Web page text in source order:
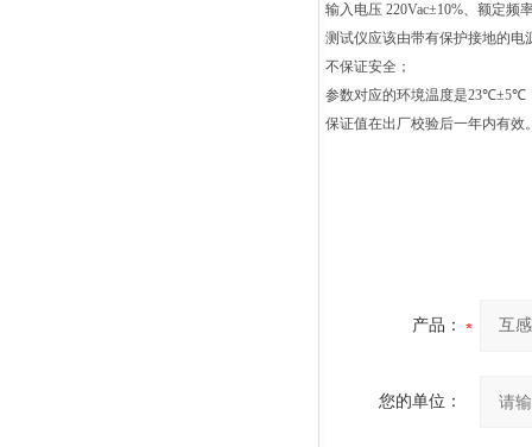
输入电压 220Vac±10%、额定频
测试仪应该由带有保护接地的电
不保证安全；
参数对应的环境温度是23℃±5℃
保证值在出厂校验后一年内有效
产品：
您的单位：